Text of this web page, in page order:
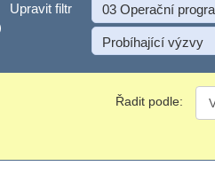
Upravit filtr
Upravit filtr 03 Operační
Probíhající výzvy
Řadit podle: